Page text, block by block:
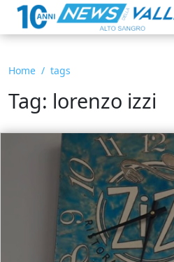
Home tags
Tag: lorenzo izzi